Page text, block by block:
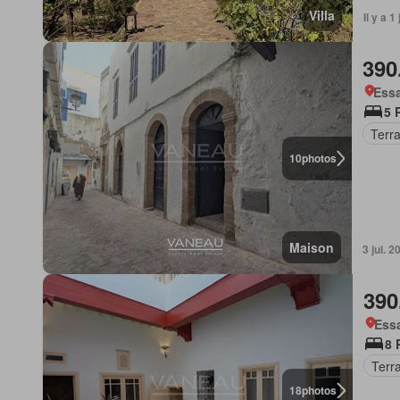
Villa Il y a 1
10photos
Maison
5
3 jui.
18photos
8